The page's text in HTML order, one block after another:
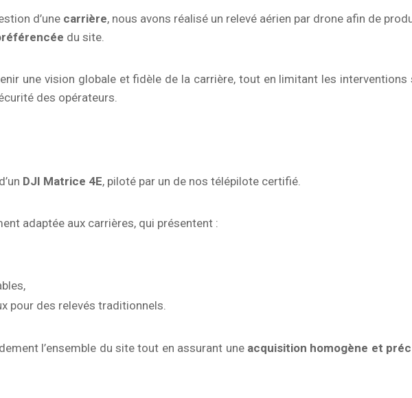
d’une carrière, nous avons réalisé un relevé aérien par drone afin de
du site.
une vision globale et fidèle de la carrière, tout en limitant les interventions
des opérateurs.
DJI Matrice 4E, piloté par un de nos télépilote certifié.
adaptée aux carrières, qui présentent :
pour des relevés traditionnels.
l’ensemble du site tout en assurant une acquisition homogène et